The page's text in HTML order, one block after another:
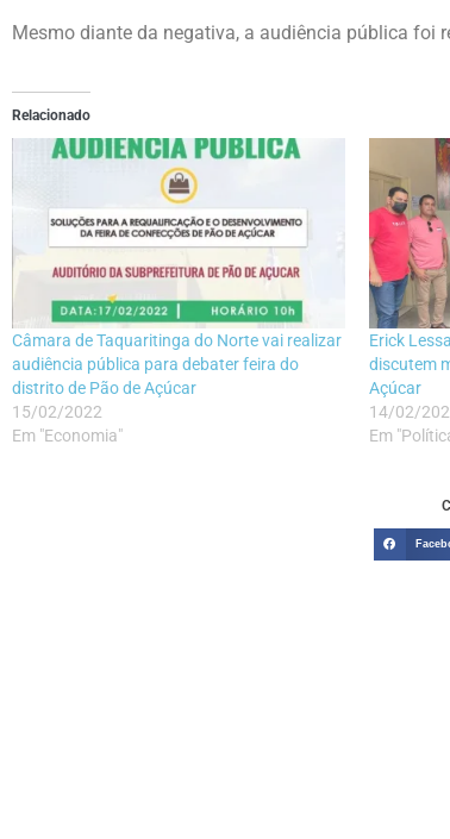
Mesmo diante da negativa, a audiência pública foi
Relacionado
Câmara de Taquaritinga do Norte vai realizar
audiência pública para debater feira do
distrito de Pão de Açúcar
15/02/2022
Em "Economia"
Erick
discutem
Açúcar
14/02/
Em